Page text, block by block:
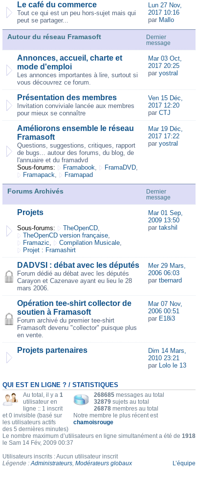
Le café du commerce
Tout ce qui est un peu hors-sujet mais qui
peut se partager...
Lun 27 Nov,
2017 10:16
par Mallo
Autour du réseau Framasoft
Dernier
message
Annonces, accueil, charte et
mode d'emploi
Les annonces importantes à lire, surtout si
vous découvrez ce forum.
Mar 03 Oct,
2017 20:25
par yostral
Présentation des membres
Invitation conviviale lancée aux membres
pour mieux se connaître
Ven 15 Déc,
2017 12:20
par CTJ
Améliorons ensemble le réseau
Framasoft
Questions, suggestions, critiques, rapport
de bugs... autour des forums, du blog, de
l'annuaire et du framadvd
Sous-forums:
Framabook, FramaDVD,
Framapack, Framapad
Mar 19 Déc,
2017 17:22
par yostral
Forums Archivés
Dernier
message
Projets
Sous-forums: TheOpenCD,
TheOpenCD version française,
Framazic, Compilation Musicale,
Projet : Framashirt
Mar 01 Sep,
2009 13:50
par takshil
DADVSI : débat avec les députés
Forum dédié au débat avec les députés
Carayon et Cazenave ayant eu lieu le 28
mars 2006.
Mer 29 Mars,
2006 06:03
par tbernard
Opération tee-shirt collector de
soutien à Framasoft
Forum archivé du premier tee-shirt
Framasoft devenu "collector" puisque plus
en vente.
Mar 07 Nov,
2006 00:51
par E18i3
Projets partenaires
Dim 14 Mars,
2010 23:21
par Lolo le 13
QUI EST EN LIGNE ? / STATISTIQUES
268685 messages au total
32879 sujets au total
26878 membres au total
Notre membre le plus récent est
chamoisrouge
Au total, il y a 1
utilisateur en
ligne :: 1 inscrit
et 0 invisible (basé sur
les utilisateurs actifs
des 5 dernières minutes)
Le nombre maximum d’utilisateurs en ligne simultanément a été de 1918
le Sam 14 Fév, 2009 00:37
Utilisateurs inscrits : Aucun utilisateur inscrit
Légende :Administrateurs, Modérateurs globaux L’équipe